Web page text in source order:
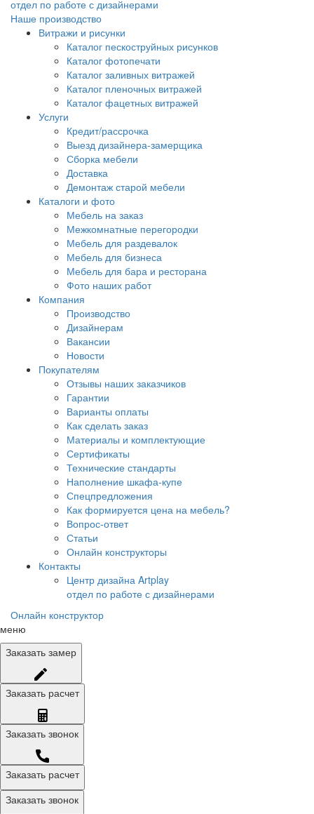
отдел по работе с дизайнерами
Наше производство
Витражи и рисунки
Каталог пескоструйных рисунков
Каталог фотопечати
Каталог заливных витражей
Каталог пленочных витражей
Каталог фацетных витражей
Услуги
Кредит/рассрочка
Выезд дизайнера-замерщика
Сборка мебели
Доставка
Демонтаж старой мебели
Каталоги и фото
Мебель на заказ
Межкомнатные перегородки
Мебель для раздевалок
Мебель для бизнеса
Мебель для бара и ресторана
Фото наших работ
Компания
Производство
Дизайнерам
Вакансии
Новости
Покупателям
Отзывы наших заказчиков
Гарантии
Варианты оплаты
Как сделать заказ
Материалы и комплектующие
Сертификаты
Технические стандарты
Наполнение шкафа-купе
Спецпредложения
Как формируется цена на мебель?
Вопрос-ответ
Статьи
Онлайн конструкторы
Контакты
Центр дизайна Artplay
отдел по работе с дизайнерами
Онлайн конструктор
меню
Заказать замер
Заказать расчет
Заказать звонок
Заказать расчет
Заказать звонок